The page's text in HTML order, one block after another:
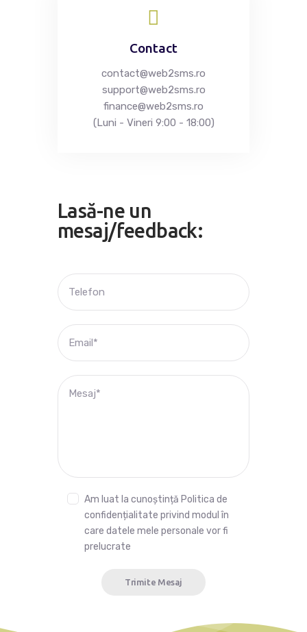
Contact
contact@web2sms.ro
support@web2sms.ro
finance@web2sms.ro
(Luni - Vineri 9:00 - 18:00)
Lasă-ne un
mesaj/feedback:
Am luat la cunoștință Politica de
confidențialitate privind modul în
care datele mele personale vor fi
prelucrate